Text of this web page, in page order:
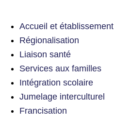
Accueil et établissement
Régionalisation
Liaison santé
Services aux familles
Intégration scolaire
Jumelage interculturel
Francisation